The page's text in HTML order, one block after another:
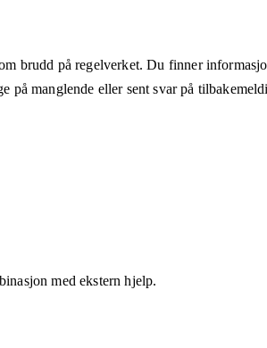
brudd på regelverket. Du finner
på manglende eller sent svar på
med ekstern hjelp.